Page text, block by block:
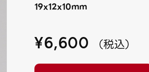
19x12x10mm
¥6,600 （税込）